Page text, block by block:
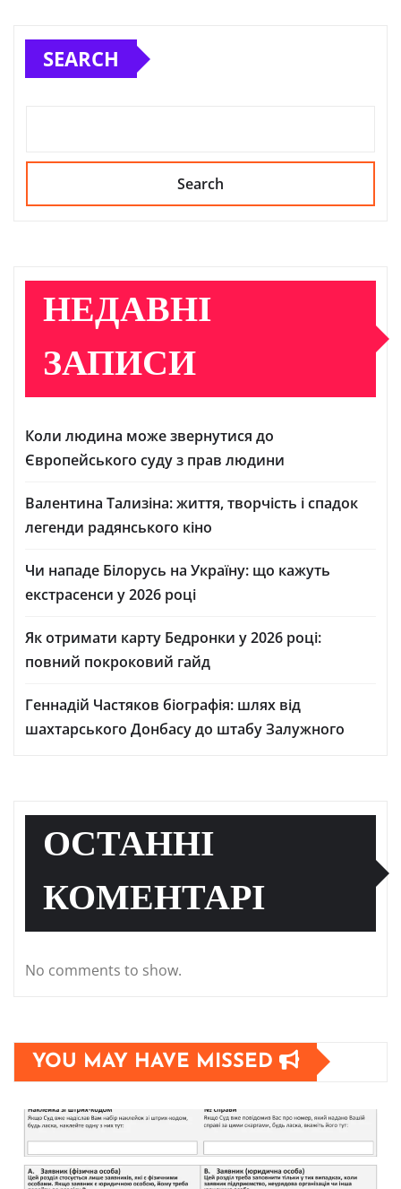
SEARCH
Search
НЕДАВНІ
ЗАПИСИ
Коли людина може звернутися до
Європейського суду з прав людини
Валентина Тализіна: життя, творчість і спадок
легенди радянського кіно
Чи нападе Білорусь на Україну: що кажуть
екстрасенси у 2026 році
Як отримати карту Бедронки у 2026 році:
повний покроковий гайд
Геннадій Частяков біографія: шлях від
шахтарського Донбасу до штабу Залужного
ОСТАННІ
КОМЕНТАРІ
No comments to show.
YOU MAY HAVE MISSED